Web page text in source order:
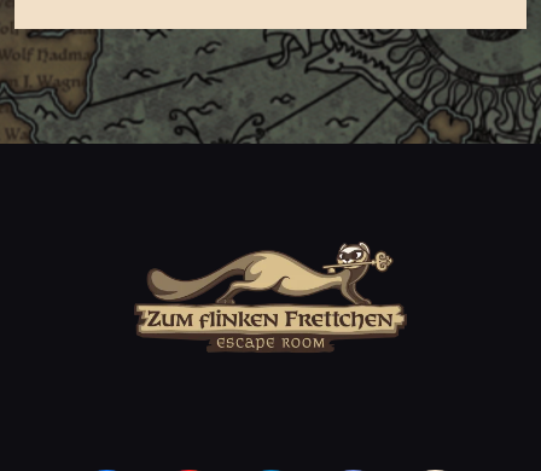
Dies ist mein zusätzliches Div im Footer.